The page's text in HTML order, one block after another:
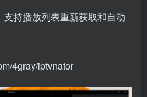
支持播放列表重新获取和自动
4gray/iptvnator